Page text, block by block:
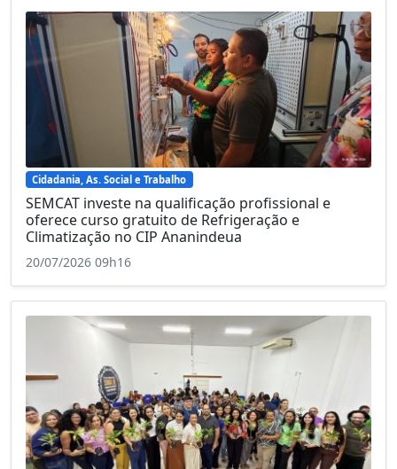
Cidadania, As. Social e Trabalho
SEMCAT investe na qualificação profissional e
oferece curso gratuito de Refrigeração e
Climatização no CIP Ananindeua
20/07/2026 09h16